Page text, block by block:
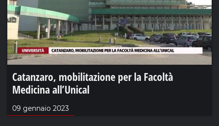
Catanzaro, mobilitazione per la Facoltà
Medicina all’Unical
09 gennaio 2023